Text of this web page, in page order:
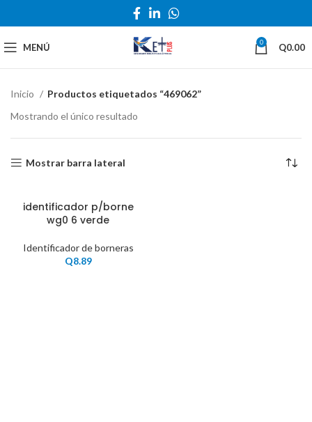
MENÚ 0 Q0.00
Inicio
Productos etiquetados “469062”
Mostrando el único resultado
Mostrar barra lateral
identificador p/borne
wg0 6 verde
Identificador de borneras
Q8.89